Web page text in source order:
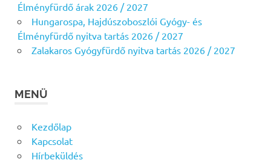
Élményfürdő árak 2026 / 2027
Hungarospa, Hajdúszoboszlói Gyógy- és
Élményfürdő nyitva tartás 2026 / 2027
Zalakaros Gyógyfürdő nyitva tartás 2026 / 2027
MENÜ
Kezdőlap
Kapcsolat
Hírbeküldés